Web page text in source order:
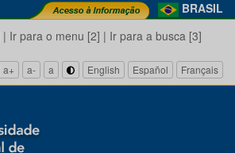
BRASIL
| Ir para o menu [2] | Ir para a busca [3]
a+ a- a English Español Français